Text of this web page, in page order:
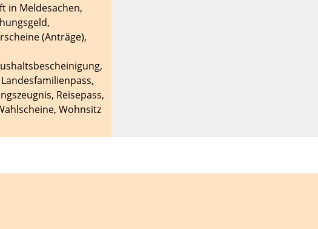
in Meldesachen,
,
(Anträge),
,
Landesfamilienpass,
, Reisepass,
, Wohnsitz